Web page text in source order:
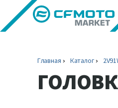
Главная Каталог